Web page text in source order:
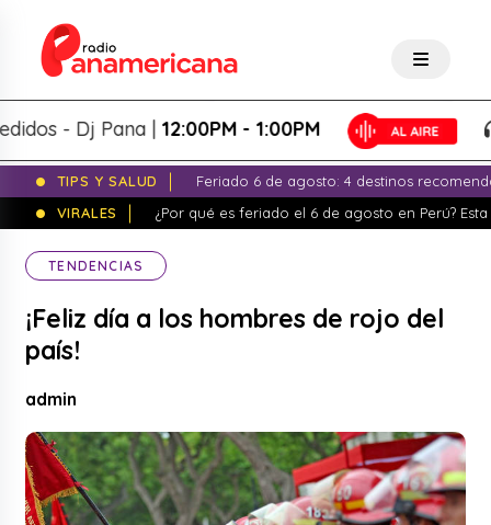
- Dj Pana |12:00PM - 1:00PM
TIPS Y SALUD
Feriado 6 de agosto: 4 destinos
VIRALES
¿Por qué es feriado el 6 de agosto en Perú?
TENDENCIAS
¡Feliz día a los hombres de rojo del
país!
admin